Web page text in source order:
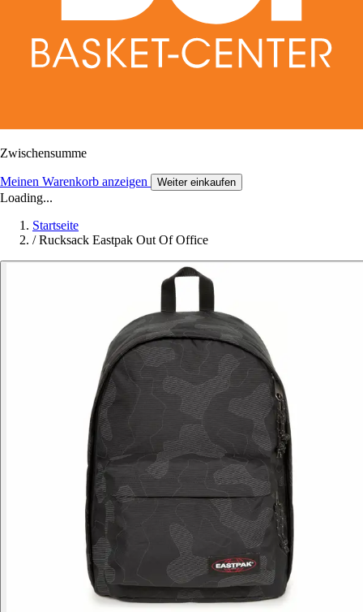
Zwischensumme
Meinen Warenkorb anzeigen Weiter einkaufen
Loading...
Startseite
/ Rucksack Eastpak Out Of Office